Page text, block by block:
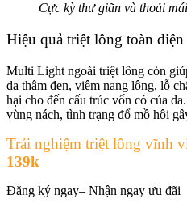
Cực kỳ thư giãn và thoải
Hiệu quả triệt lông toàn diện
Multi Light ngoài triệt lông còn
da thâm đen, viêm nang lông, lỗ
hại cho đến cấu trúc vốn có của
vùng nách, tình trạng đổ mồ hôi
Trải nghiệm triệt lông vĩnh
139k
Đăng ký ngay– Nhận ngay ưu đãi